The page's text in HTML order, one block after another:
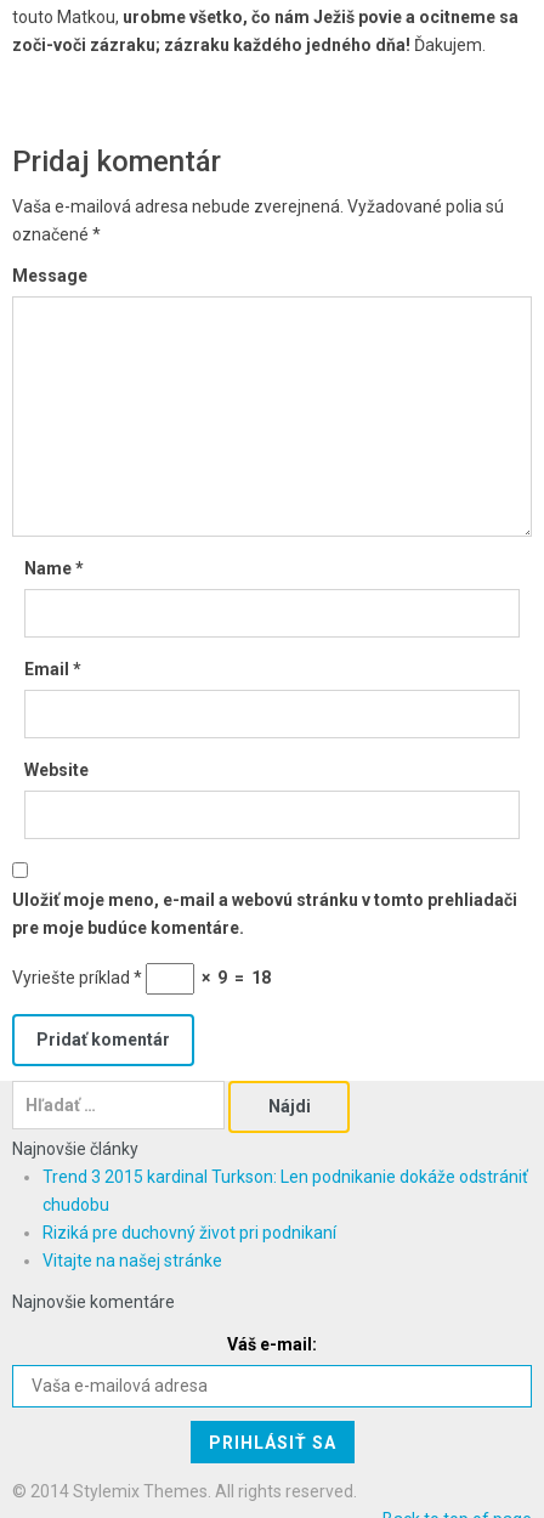
touto Matkou, urobme všetko, čo nám Ježiš povie a ocitneme sa
zoči-voči zázraku; zázraku každého jedného dňa! Ďakujem.
Pridaj komentár
Vaša e-mailová adresa nebude zverejnená. Vyžadované polia sú
označené *
Message
Name*
Email *
Website
Uložiť moje meno, e-mail a webovú stránku v tomto prehliadači
pre moje budúce komentáre.
Vyriešte príklad * × 9 = 18
Najnovšie články
Trend 3 2015 kardinal Turkson: Len podnikanie dokáže odstrániť
chudobu
Riziká pre duchovný život pri podnikaní
Vitajte na našej stránke
Najnovšie komentáre
Váš e-mail:
© 2014 Stylemix Themes. All rights reserved.